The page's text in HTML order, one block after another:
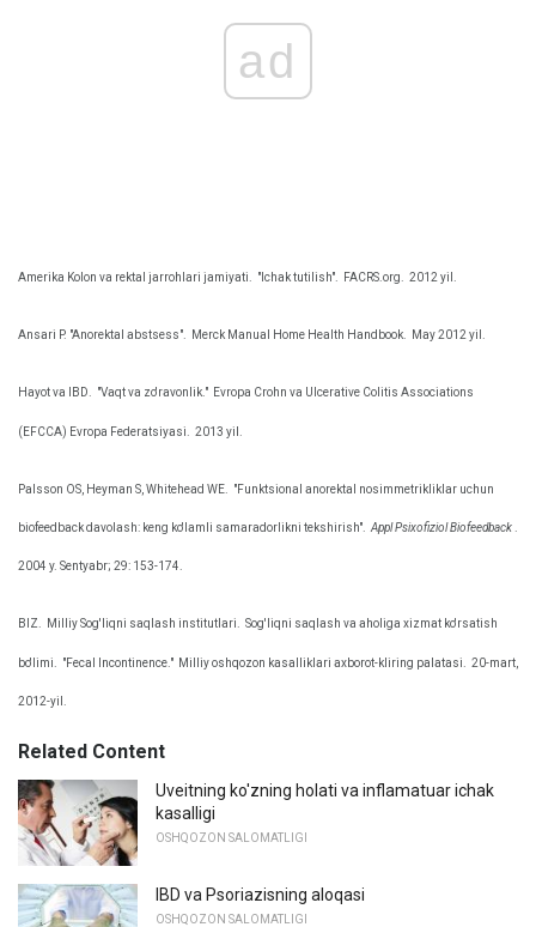
ad
Amerika Kolon va rektal jarrohlari jamiyati. "Ichak tutilish". FACRS.org. 2012 yil.
Ansari P. "Anorektal abstsess". Merck Manual Home Health Handbook. May 2012 yil.
Hayot va IBD. "Vaqt va zo'ravonlik." Evropa Crohn va Ulcerative Colitis Associations
(EFCCA) Evropa Federatsiyasi. 2013 yil.
Palsson OS, Heyman S, Whitehead WE. "Funktsional anorektal nosimmetrikliklar uchun
biofeedback davolash: keng ko'lamli samaradorlikni tekshirish". Appl Psixofiziol Biofeedback
2004 y. Sentyabr; 29: 153-174.
BIZ. Milliy Sog'liqni saqlash institutlari. Sog'liqni saqlash va aholiga xizmat ko'rsatish
bo'limi. "Fecal Incontinence." Milliy oshqozon kasalliklari axborot-kliring palatasi. 20-mart,
2012-yil.
Related Content
Uveitning ko'zning holati va inflamatuar ichak
kasalligi
OSHQOZON SALOMATLIGI
IBD va Psoriazisning aloqasi
OSHQOZON SALOMATLIGI